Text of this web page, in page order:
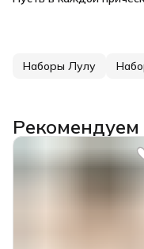
Наборы Лулу
Рекомендуем